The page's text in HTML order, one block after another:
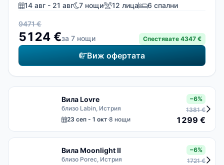
14 авг - 21 авг 7 нощи 12 лица 6 спални
9471 €
5124 €за 7 нощи Спестявате 4347 €
Виж офертата
Вила Lovre
близо Labin, Истрия
23 сеп - 1 окт·8 нощи
−6%
1381 €
1299 €
Вила Moonlight II
близо Porec, Истрия
−6%
1721 €